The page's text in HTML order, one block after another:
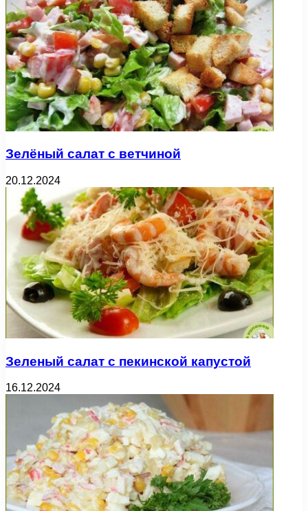
Зелёный салат с ветчиной
20.12.2024
Зеленый салат с пекинской капустой
16.12.2024